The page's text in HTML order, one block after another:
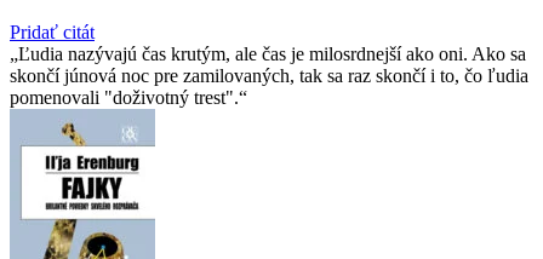
Pridať citát
Ľudia nazývajú čas krutým, ale čas je milosrdnejší ako oni. Ako sa
skončí júnová noc pre zamilovaných, tak sa raz skončí i to, čo ľudia
pomenovali "doživotný trest".